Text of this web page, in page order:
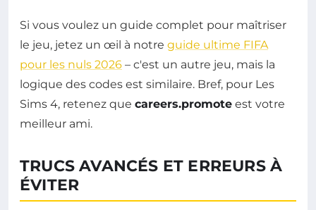
Si vous voulez un guide complet pour maîtriser
le jeu, jetez un œil à notre guide ultime FIFA
pour les nuls 2026 – c'est un autre jeu, mais la
logique des codes est similaire. Bref, pour Les
Sims 4, retenez que careers.promote est votre
meilleur ami.
TRUCS AVANCÉS ET ERREURS À
ÉVITER